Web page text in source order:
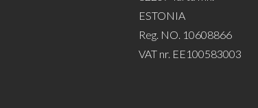
ESTONIA
Reg. NO. 10608866
VAT nr. EE100583003